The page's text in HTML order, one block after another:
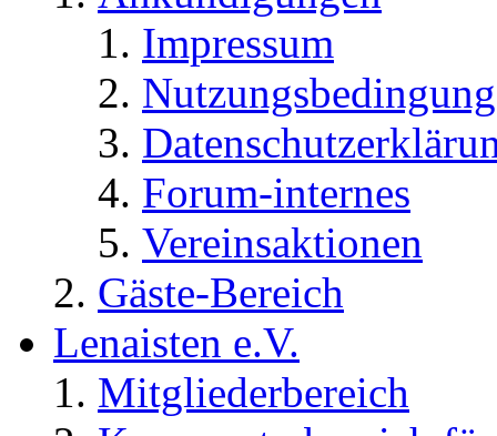
Impressum
Forum-internes
Vereinsaktionen
Gäste-Bereich
Lenaisten e.V.
Mitgliederbereich